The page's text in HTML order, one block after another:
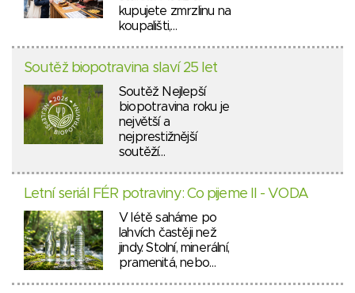
kupujete zmrzlinu na
koupališti,…
Soutěž biopotravina slaví 25 let
Soutěž Nejlepší
biopotravina roku je
největší a
nejprestižnější
soutěží…
Letní seriál FÉR potraviny: Co pijeme II - VODA
V létě saháme po
lahvích častěji než
jindy. Stolní, minerální,
pramenitá, nebo…